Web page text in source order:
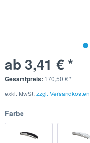
ab 3,41 € *
Gesamtpreis: 170,50 €*
exkl. MwSt. zzgl. Versandkosten
Farbe